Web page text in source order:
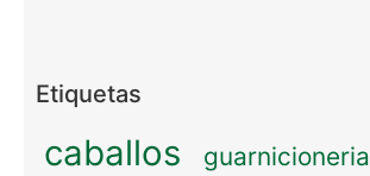
Etiquetas
caballos guarnicioneria